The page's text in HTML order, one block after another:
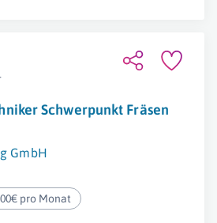
Schwerpunkt Fräsen
GmbH
pro Monat